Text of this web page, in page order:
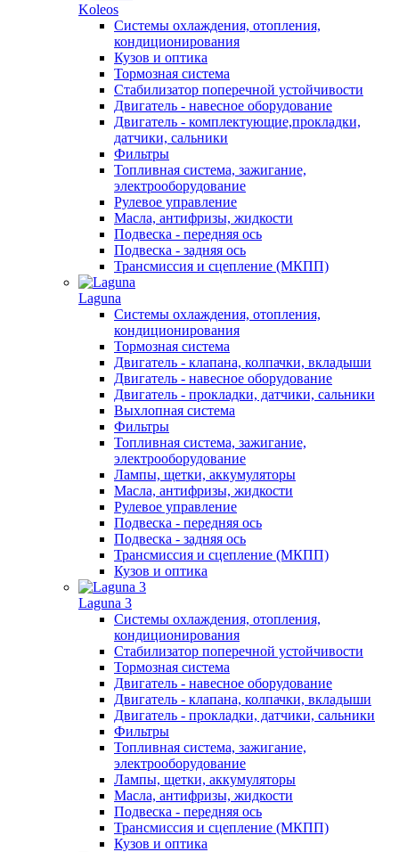
Koleos
Системы охлаждения, отопления,
кондиционирования
Кузов и оптика
Тормозная система
Стабилизатор поперечной устойчивости
Двигатель - навесное оборудование
Двигатель - комплектующие,прокладки,
датчики, сальники
Фильтры
Топливная система, зажигание,
электрооборудование
Рулевое управление
Масла, антифризы, жидкости
Подвеска - передняя ось
Подвеска - задняя ось
Трансмиссия и сцепление (МКПП)
Laguna
Системы охлаждения, отопления,
кондиционирования
Тормозная система
Двигатель - клапана, колпачки, вкладыши
Двигатель - навесное оборудование
Двигатель - прокладки, датчики, сальники
Выхлопная система
Фильтры
Топливная система, зажигание,
электрооборудование
Лампы, щетки, аккумуляторы
Масла, антифризы, жидкости
Рулевое управление
Подвеска - передняя ось
Подвеска - задняя ось
Трансмиссия и сцепление (МКПП)
Кузов и оптика
Laguna 3
Системы охлаждения, отопления,
кондиционирования
Стабилизатор поперечной устойчивости
Тормозная система
Двигатель - навесное оборудование
Двигатель - клапана, колпачки, вкладыши
Двигатель - прокладки, датчики, сальники
Фильтры
Топливная система, зажигание,
электрооборудование
Лампы, щетки, аккумуляторы
Масла, антифризы, жидкости
Подвеска - передняя ось
Трансмиссия и сцепление (МКПП)
Кузов и оптика